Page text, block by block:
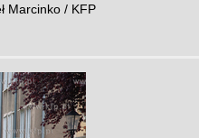
Marcinko / KFP